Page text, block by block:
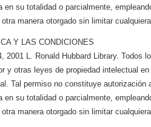
en su totalidad o parcialmente,
otra manera otorgado sin limitar
Y LAS CONDICIONES
2001 L. Ronald Hubbard Library. Todos
y otras leyes de propiedad intelectual
Tal permiso no constituye autorización
en su totalidad o parcialmente,
otra manera otorgado sin limitar